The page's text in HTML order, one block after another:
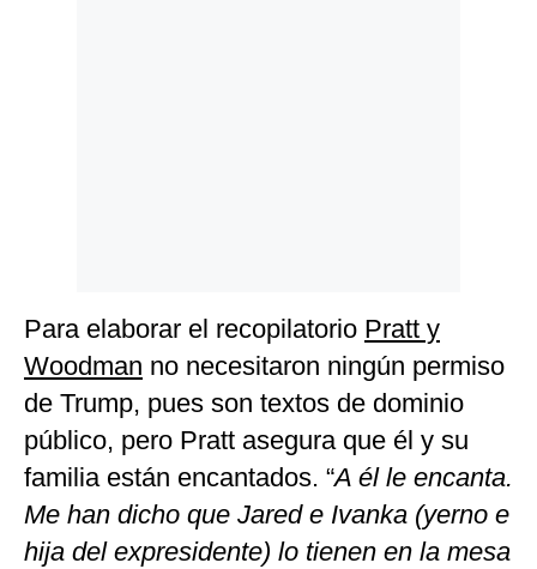
Para elaborar el recopilatorio Pratt y
Woodman no necesitaron ningún permiso
de Trump, pues son textos de dominio
público, pero Pratt asegura que él y su
familia están encantados. “A él le encanta.
Me han dicho que Jared e Ivanka (yerno e
hija del expresidente) lo tienen en la mesa